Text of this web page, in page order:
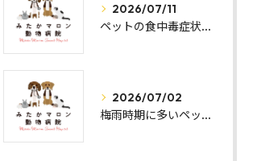
2026/07/11
ペットの食中毒症状と予防法解説
2026/07/02
梅雨時期に多いペットの皮膚トラブル対策